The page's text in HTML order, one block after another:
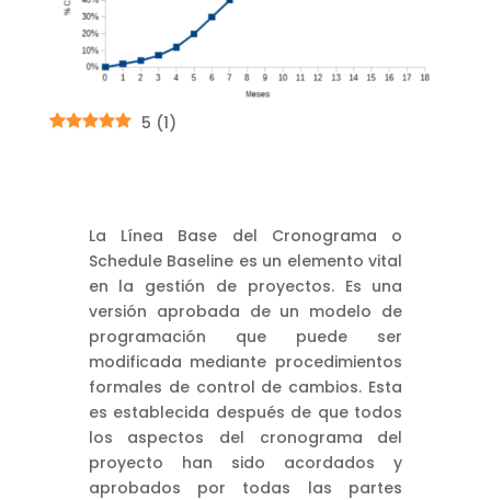
5 (1)
La Línea Base del Cronograma o
Schedule Baseline es un elemento vital
en la gestión de proyectos. Es una
versión aprobada de un modelo de
programación que puede ser
modificada mediante procedimientos
formales de control de cambios. Esta
es establecida después de que todos
los aspectos del cronograma del
proyecto han sido acordados y
aprobados por todas las partes